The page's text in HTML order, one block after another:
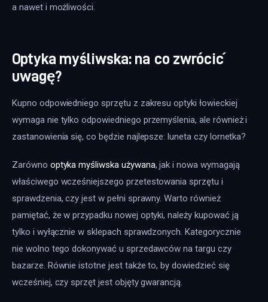
a nawet i możliwości.
Optyka myśliwska: na co zwrócić
uwagę?
Kupno odpowiedniego sprzętu z zakresu optyki łowieckiej
wymaga nie tylko odpowiedniego przemyślenia, ale również i
zastanowienia się, co będzie najlepsze: luneta czy lornetka?
Zarówno optyka myśliwska używana, jak i nowa wymagają
właściwego wcześniejszego przetestowania sprzętu i
sprawdzenia, czy jest w pełni sprawny. Warto również
pamiętać, że w przypadku nowej optyki, należy kupować ją
tylko i wyłącznie w sklepach sprawdzonych. Kategorycznie
nie wolno tego dokonywać u sprzedawców na targu czy
bazarze. Równie istotne jest także to, by dowiedzieć się
wcześniej, czy sprzęt jest objęty gwarancją.